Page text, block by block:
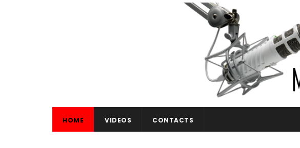
HOME VIDEOS CONTACTS